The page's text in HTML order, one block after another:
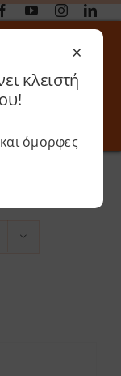
Toggle
×
κλειστή
όμορφες